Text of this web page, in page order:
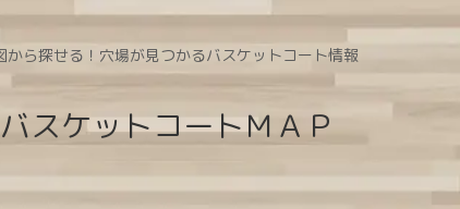
から探せる！穴場が見つかるバスケットコート情報
バスケットコートＭＡＰ